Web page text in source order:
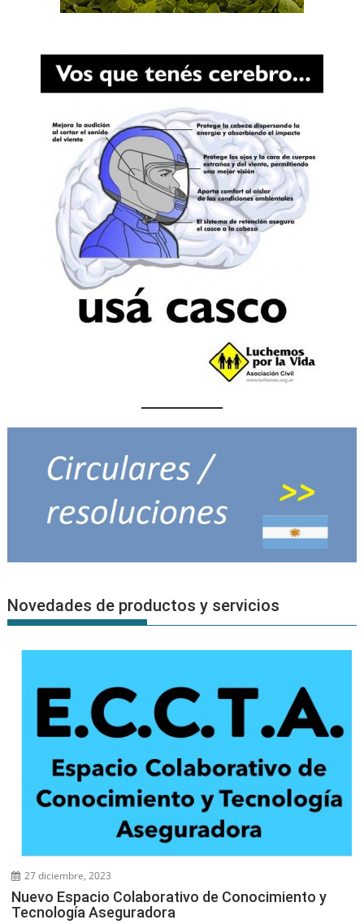
Novedades de productos y servicios
27 diciembre, 2023
Nuevo Espacio Colaborativo de Conocimiento y
Tecnología Aseguradora